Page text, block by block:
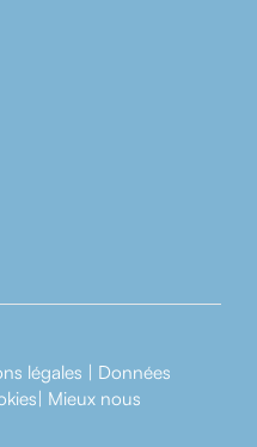
légales | Données
| Mieux nous